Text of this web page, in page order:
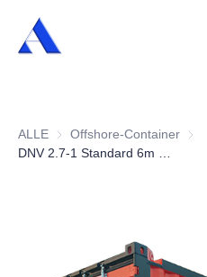
ALLE Offshore-Container
Über uns
Dienstleistungen